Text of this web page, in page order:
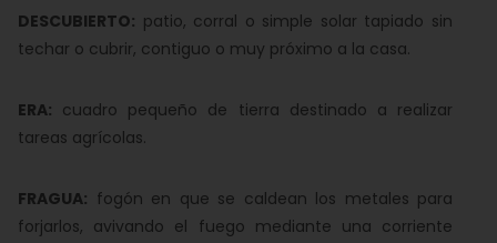
DESCUBIERTO: patio, corral o simple solar tapiado sin
techar o cubrir, contiguo o muy próximo a la casa.
ERA: cuadro pequeño de tierra destinado a realizar
tareas agrícolas.
FRAGUA: fogón en que se caldean los metales para
forjarlos, avivando el fuego mediante una corriente